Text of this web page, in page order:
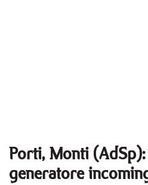
Porti, Monti
generatore